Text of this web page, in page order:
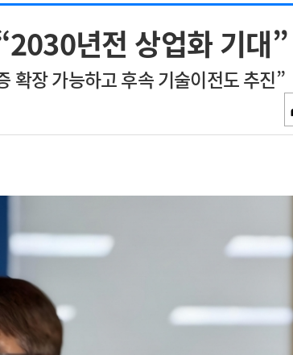
광고안내
~2026-08-15
~2026-08-31
채용시까지
년전 상업화 기대”
확장 가능하고 후속 기술이전도 추진”